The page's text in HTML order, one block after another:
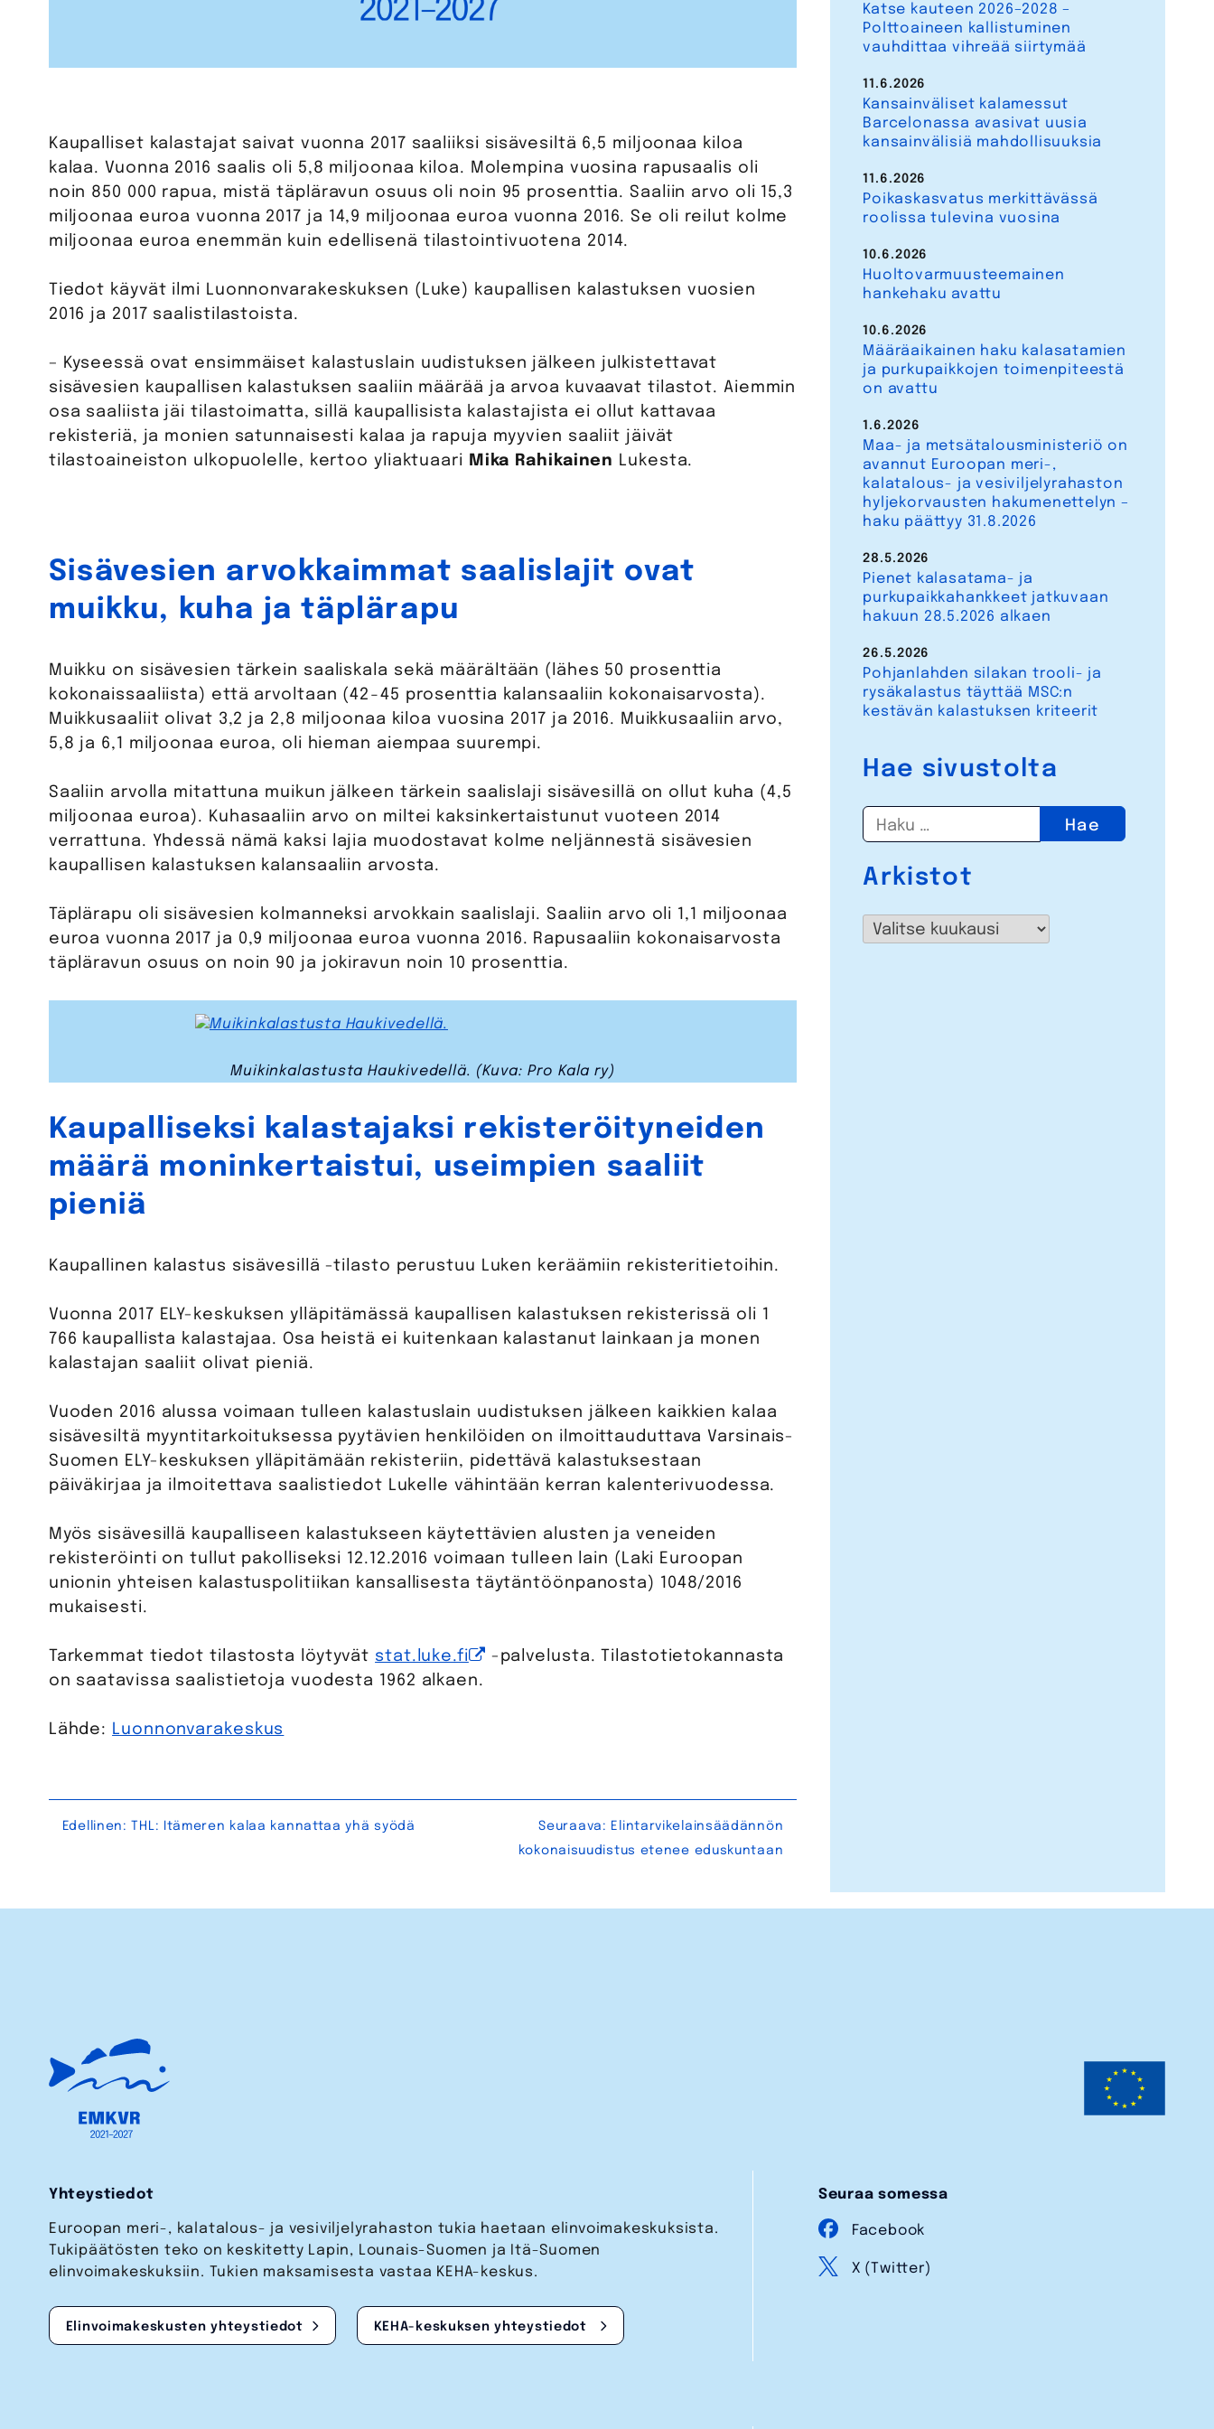
Kaupalliset kalastajat saivat vuonna 2017 saaliiksi sisävesiltä 6,5 miljoonaa kiloa
kalaa. Vuonna 2016 saalis oli 5,8 miljoonaa kiloa. Molempina vuosina rapusaalis oli
noin 850 000 rapua, mistä täpläravun osuus oli noin 95 prosenttia. Saaliin arvo oli 15,3
miljoonaa euroa vuonna 2017 ja 14,9 miljoonaa euroa vuonna 2016. Se oli reilut kolme
miljoonaa euroa enemmän kuin edellisenä tilastointivuotena 2014.
Tiedot käyvät ilmi Luonnonvarakeskuksen (Luke) kaupallisen kalastuksen vuosien
2016 ja 2017 saalistilastoista.
– Kyseessä ovat ensimmäiset kalastuslain uudistuksen jälkeen julkistettavat
sisävesien kaupallisen kalastuksen saaliin määrää ja arvoa kuvaavat tilastot. Aiemmin
osa saaliista jäi tilastoimatta, sillä kaupallisista kalastajista ei ollut kattavaa
rekisteriä, ja monien satunnaisesti kalaa ja rapuja myyvien saaliit jäivät
tilastoaineiston ulkopuolelle, kertoo yliaktuaari
Mika Rahikainen Lukesta.
Sisävesien arvokkaimmat saalislajit ovat
muikku, kuha ja täplärapu
Muikku on sisävesien tärkein saaliskala sekä määrältään (lähes 50 prosenttia
kokonaissaaliista) että arvoltaan (42−45 prosenttia kalansaaliin kokonaisarvosta).
Muikkusaaliit olivat 3,2 ja 2,8 miljoonaa kiloa vuosina 2017 ja 2016. Muikkusaaliin arvo,
5,8 ja 6,1 miljoonaa euroa, oli hieman aiempaa suurempi.
Saaliin arvolla mitattuna muikun jälkeen tärkein saalislaji sisävesillä on ollut kuha (4,5
miljoonaa euroa). Kuhasaaliin arvo on miltei kaksinkertaistunut vuoteen 2014
verrattuna. Yhdessä nämä kaksi lajia muodostavat kolme neljännestä sisävesien
kaupallisen kalastuksen kalansaaliin arvosta.
Täplärapu oli sisävesien kolmanneksi arvokkain saalislaji. Saaliin arvo oli 1,1 miljoonaa
euroa vuonna 2017 ja 0,9 miljoonaa euroa vuonna 2016. Rapusaaliin kokonaisarvosta
täpläravun osuus on noin 90 ja jokiravun noin 10 prosenttia.
Muikinkalastusta Haukivedellä. (Kuva: Pro Kala ry)
Kaupalliseksi kalastajaksi rekisteröityneiden
määrä moninkertaistui, useimpien saaliit
pieniä
Kaupallinen kalastus sisävesillä -tilasto perustuu Luken keräämiin rekisteritietoihin.
Vuonna 2017 ELY-keskuksen ylläpitämässä kaupallisen kalastuksen rekisterissä oli 1
766 kaupallista kalastajaa. Osa heistä ei kuitenkaan kalastanut lainkaan ja monen
kalastajan saaliit olivat pieniä.
Vuoden 2016 alussa voimaan tulleen kalastuslain uudistuksen jälkeen kaikkien kalaa
sisävesiltä myyntitarkoituksessa pyytävien henkilöiden on ilmoittauduttava Varsinais-
Suomen ELY-keskuksen ylläpitämään rekisteriin, pidettävä kalastuksestaan
päiväkirjaa ja ilmoitettava saalistiedot Lukelle vähintään kerran kalenterivuodessa.
Myös sisävesillä kaupalliseen kalastukseen käytettävien alusten ja veneiden
rekisteröinti on tullut pakolliseksi 12.12.2016 voimaan tulleen lain (Laki Euroopan
unionin yhteisen kalastuspolitiikan kansallisesta täytäntöönpanosta) 1048/2016
mukaisesti.
Tarkemmat tiedot tilastosta löytyvät stat.luke.fi
-palvelusta. Tilastotietokannasta
on saatavissa saalistietoja vuodesta 1962 alkaen.
Lähde: Luonnonvarakeskus
Artikkelien
Edellinen: THL: Itämeren kalaa kannattaa yhä syödä Seuraava: Elintarvikelainsäädännön
kokonaisuudistus etenee eduskuntaan
Katse kauteen 2026–2028 –
Polttoaineen kallistuminen
vauhdittaa vihreää siirtymää
Kansainväliset kalamessut
Barcelonassa avasivat uusia
kansainvälisiä mahdollisuuksia
11.6.2026
Poikaskasvatus merkittävässä
roolissa tulevina vuosina
11.6.2026
Huoltovarmuusteemainen
hankehaku avattu
10.6.2026
Määräaikainen haku kalasatamien
ja purkupaikkojen toimenpiteestä
on avattu
10.6.2026
Maa- ja metsätalousministeriö on
avannut Euroopan meri-,
kalatalous- ja vesiviljelyrahaston
hyljekorvausten hakumenettelyn –
haku päättyy 31.8.2026
1.6.2026
Pienet kalasatama- ja
purkupaikkahankkeet jatkuvaan
hakuun 28.5.2026 alkaen
28.5.2026
Pohjanlahden silakan trooli- ja
rysäkalastus täyttää MSC:n
kestävän kalastuksen kriteerit
26.5.2026
Hae sivustolta
Haku:
Arkistot
Arkistot
Yhteystiedot
Euroopan meri-, kalatalous- ja vesi­viljelyrahaston tukia haetaan elinvoimakeskuksista.
Tukipäätösten teko on keskitetty Lapin, Lounais-Suomen ja Itä-Suomen
elinvoimakeskuksiin. Tukien maksamisesta vastaa KEHA-keskus.
Elinvoimakeskusten yhteystiedot KEHA-keskuksen yhteystiedot
Seuraa somessa
Facebook
X (Twitter)